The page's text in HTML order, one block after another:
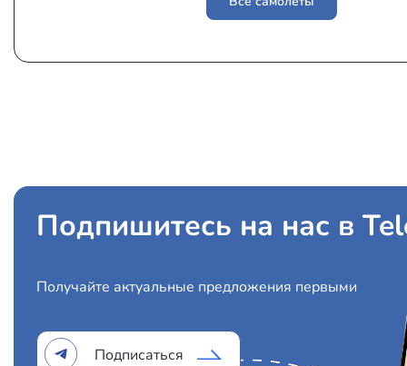
Подпишитесь на нас в
Получайте актуальные предложения первыми
Подписаться